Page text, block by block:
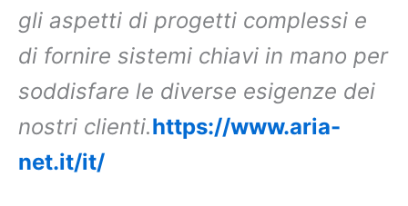
gli aspetti di progetti complessi e
di fornire sistemi chiavi in mano per
soddisfare le diverse esigenze dei
nostri clienti.https://www.aria-
net.it/it/